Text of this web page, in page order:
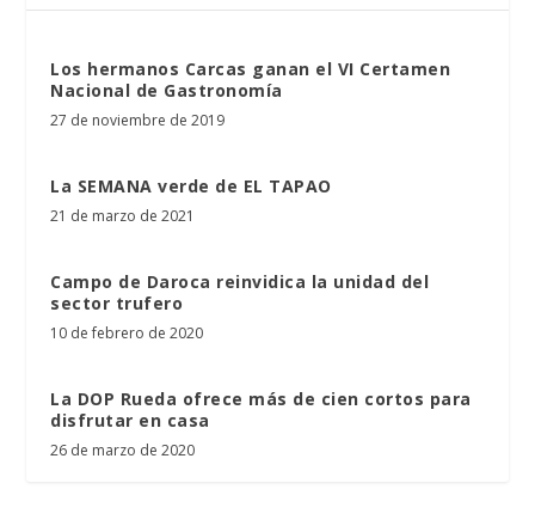
Los hermanos Carcas ganan el VI Certamen
Nacional de Gastronomía
27 de noviembre de 2019
La SEMANA verde de EL TAPAO
21 de marzo de 2021
Campo de Daroca reinvidica la unidad del
sector trufero
10 de febrero de 2020
La DOP Rueda ofrece más de cien cortos para
disfrutar en casa
26 de marzo de 2020